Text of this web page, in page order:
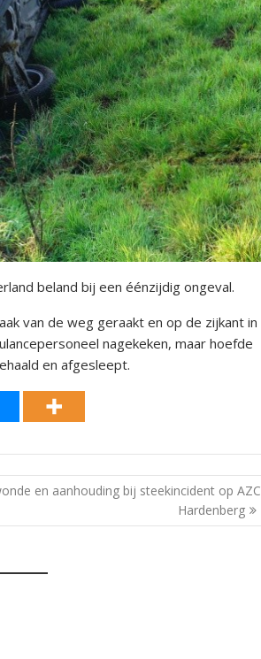
beland bij een éénzijdig ongeval.
van de weg geraakt en op de zijkant in
nagekeken, maar hoefde
en afgesleept.
en aanhouding bij steekincident op AZC
Hardenberg